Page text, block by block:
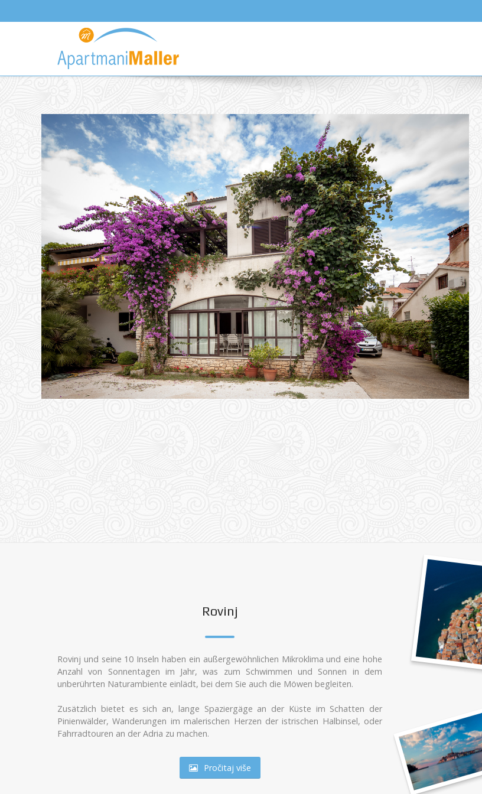
Rovinj
Rovinj und seine 10 Inseln haben ein außergewöhnlichen Mikroklima und eine hohe
Anzahl von Sonnentagen im Jahr, was zum Schwimmen und Sonnen in dem
unberührten Naturambiente einlädt, bei dem Sie auch die Möwen begleiten.
Zusätzlich bietet es sich an, lange Spaziergäge an der Küste im Schatten der
Pinienwälder, Wanderungen im malerischen Herzen der istrischen Halbinsel, oder
Fahrradtouren an der Adria zu machen.
Pročitaj više